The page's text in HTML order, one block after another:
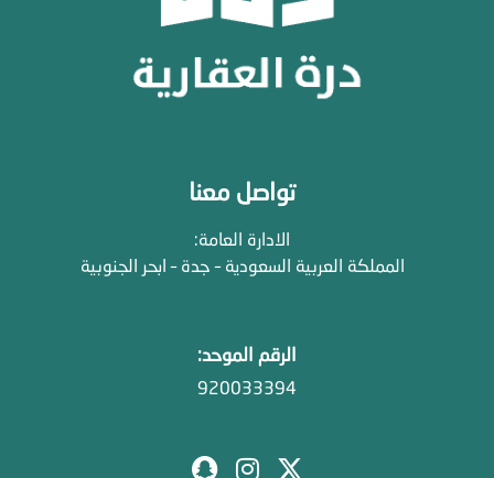
تواصل معنا
الادارة العامة:
المملكة العربية السعودية – جدة – ابحر الجنوبية
الرقم الموحد:
920033394